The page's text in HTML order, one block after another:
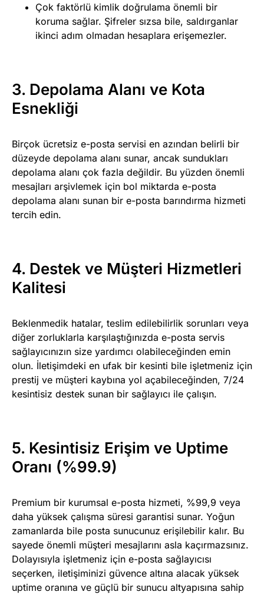
Çok faktörlü kimlik doğrulama önemli bir
koruma sağlar. Şifreler sızsa bile, saldırganlar
ikinci adım olmadan hesaplara erişemezler.
3. Depolama Alanı ve Kota
Esnekliği
Birçok ücretsiz e-posta servisi en azından belirli bir
düzeyde depolama alanı sunar, ancak sundukları
depolama alanı çok fazla değildir. Bu yüzden önemli
mesajları arşivlemek için bol miktarda e-posta
depolama alanı sunan bir e-posta barındırma hizmeti
tercih edin.
4. Destek ve Müşteri Hizmetleri
Kalitesi
Beklenmedik hatalar, teslim edilebilirlik sorunları veya
diğer zorluklarla karşılaştığınızda e-posta servis
sağlayıcınızın size yardımcı olabileceğinden emin
olun. İletişimdeki en ufak bir kesinti bile işletmeniz için
prestij ve müşteri kaybına yol açabileceğinden, 7/24
kesintisiz destek sunan bir sağlayıcı ile çalışın.
5. Kesintisiz Erişim ve Uptime
Oranı (%99.9)
Premium bir kurumsal e-posta hizmeti, %99,9 veya
daha yüksek çalışma süresi garantisi sunar. Yoğun
zamanlarda bile posta sunucunuz erişilebilir kalır. Bu
sayede önemli müşteri mesajlarını asla kaçırmazsınız.
Dolayısıyla işletmeniz için e-posta sağlayıcısı
seçerken, iletişiminizi güvence altına alacak yüksek
uptime oranına ve güçlü bir sunucu altyapısına sahip